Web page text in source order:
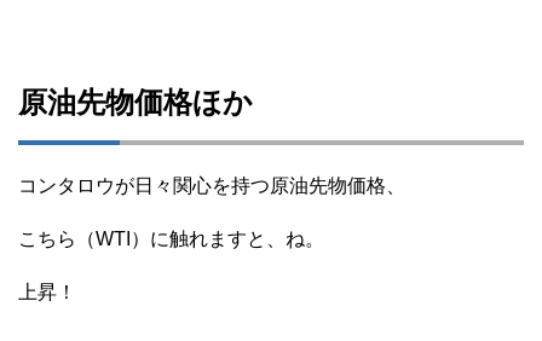
原油先物価格ほか
コンタロウが日々関心を持つ原油先物価格、
こちら（WTI）に触れますと、ね。
上昇！